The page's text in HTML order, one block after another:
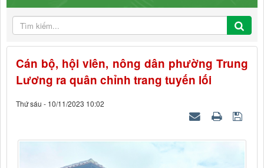
Cán bộ, hội viên, nông dân phường Trung
Lương ra quân chỉnh trang tuyến lối
Thứ sáu - 10/11/2023 10:02